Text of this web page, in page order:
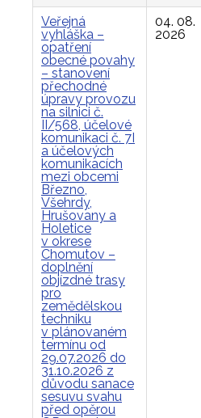
Veřejná
vyhláška –
opatření
obecné povahy
– stanovení
přechodné
úpravy provozu
na silnici č.
II/568, účelové
komunikaci č. 7I
a účelových
komunikacích
mezi obcemi
Březno,
Všehrdy,
Hrušovany a
Holetice
v okrese
Chomutov –
doplnění
objízdné trasy
pro
zemědělskou
techniku
v plánovaném
termínu od
29.07.2026 do
31.10.2026 z
důvodu sanace
sesuvu svahu
před opěrou
04. 08.
2026